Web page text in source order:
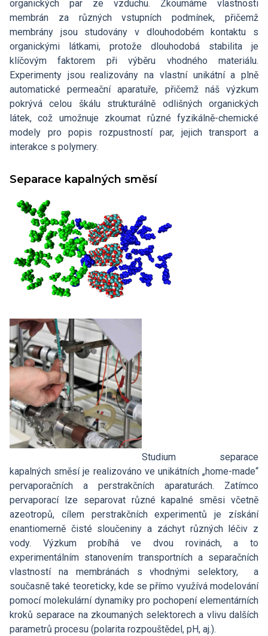
organických par ze vzduchu. Zkoumáme vlastnosti
membrán za různých vstupních podmínek, přičemž
membrány jsou studovány v dlouhodobém kontaktu s
organickými látkami, protože dlouhodobá stabilita je
klíčovým faktorem při výběru vhodného materiálu.
Experimenty jsou realizovány na vlastní unikátní a plně
automatické permeační aparatuře, přičemž náš výzkum
pokrývá celou škálu strukturálně odlišných organických
látek, což umožnuje zkoumat různé fyzikálně-chemické
modely pro popis rozpustností par, jejich transport a
interakce s polymery.
Separace kapalných směsí
Studium separace
kapalných směsí je realizováno ve unikátních „home-made“
pervaporačních a perstrakčních aparaturách. Zatímco
pervaporací lze separovat různé kapalné směsi včetně
azeotropů, cílem perstrakčních experimentů je získání
enantiomerně čisté sloučeniny a záchyt různých léčiv z
vody. Výzkum probíhá ve dvou rovinách, a to
experimentálním stanovením transportních a separačních
vlastností na membránách s vhodnými selektory, a
současně také teoreticky, kde se přímo využívá modelování
pomocí molekulární dynamiky pro pochopení elementárních
kroků separace na zkoumaných selektorech a vlivu dalších
parametrů procesu (polarita rozpouštědel, pH, aj.).